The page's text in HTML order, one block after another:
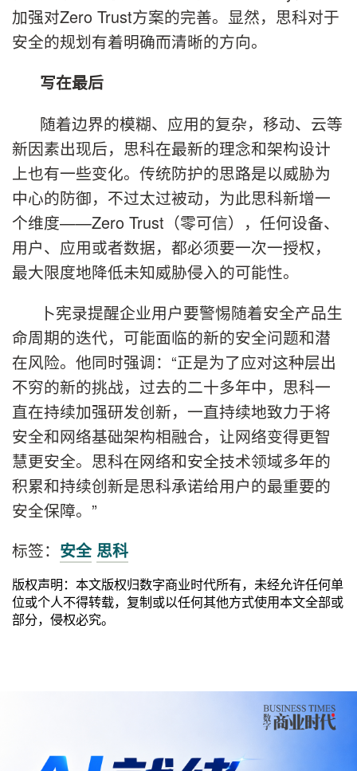
加强对Zero Trust方案的完善。显然，思科对于
安全的规划有着明确而清晰的方向。
写在最后
随着边界的模糊、应用的复杂，移动、云等
新因素出现后，思科在最新的理念和架构设计
上也有一些变化。传统防护的思路是以威胁为
中心的防御，不过太过被动，为此思科新增一
个维度——Zero Trust（零可信），任何设备、
用户、应用或者数据，都必须要一次一授权，
最大限度地降低未知威胁侵入的可能性。
卜宪录提醒企业用户要警惕随着安全产品生
命周期的迭代，可能面临的新的安全问题和潜
在风险。他同时强调：“正是为了应对这种层出
不穷的新的挑战，过去的二十多年中，思科一
直在持续加强研发创新，一直持续地致力于将
安全和网络基础架构相融合，让网络变得更智
慧更安全。思科在网络和安全技术领域多年的
积累和持续创新是思科承诺给用户的最重要的
安全保障。”
标签： 安全 思科
版权声明：本文版权归数字商业时代所有，未经允许任何单
位或个人不得转载，复制或以任何其他方式使用本文全部或
部分，侵权必究。